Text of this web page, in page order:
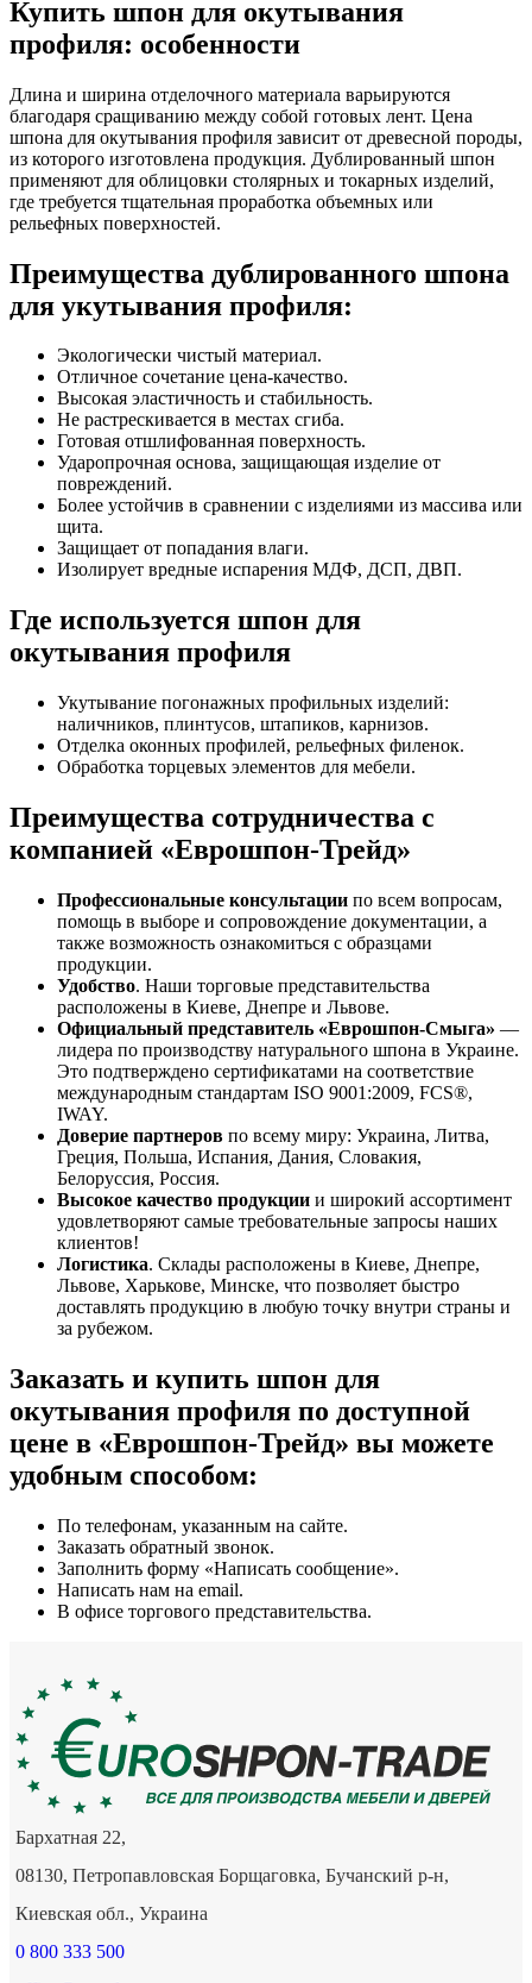
Купить шпон для окутывания
профиля: особенности
Длина и ширина отделочного материала варьируются
благодаря сращиванию между собой готовых лент. Цена
шпона для окутывания профиля зависит от древесной породы,
из которого изготовлена продукция. Дублированный шпон
применяют для облицовки столярных и токарных изделий,
где требуется тщательная проработка объемных или
рельефных поверхностей.
Преимущества дублированного шпона
для укутывания профиля:
Экологически чистый материал.
Отличное сочетание цена-качество.
Высокая эластичность и стабильность.
Не растрескивается в местах сгиба.
Готовая отшлифованная поверхность.
Ударопрочная основа, защищающая изделие от
повреждений.
Более устойчив в сравнении с изделиями из массива или
щита.
Защищает от попадания влаги.
Изолирует вредные испарения МДФ, ДСП, ДВП.
Где используется шпон для
окутывания профиля
Укутывание погонажных профильных изделий:
наличников, плинтусов, штапиков, карнизов.
Отделка оконных профилей, рельефных филенок.
Обработка торцевых элементов для мебели.
Преимущества сотрудничества с
компанией «Еврошпон-Трейд»
Профессиональные консультации по всем вопросам,
помощь в выборе и сопровождение документации, а
также возможность ознакомиться с образцами
продукции.
Удобство. Наши торговые представительства
расположены в Киеве, Днепре и Львове.
Официальный представитель «Еврошпон-Смыга» —
лидера по производству натурального шпона в Украине.
Это подтверждено сертификатами на соответствие
международным стандартам ISO 9001:2009, FCS®,
IWAY.
Доверие партнеров по всему миру: Украина, Литва,
Греция, Польша, Испания, Дания, Словакия,
Белоруссия, Россия.
Высокое качество продукции и широкий ассортимент
удовлетворяют самые требовательные запросы наших
клиентов!
Логистика. Склады расположены в Киеве, Днепре,
Львове, Харькове, Минске, что позволяет быстро
доставлять продукцию в любую точку внутри страны и
за рубежом.
Заказать и купить шпон для
окутывания профиля по доступной
цене в «Еврошпон-Трейд» вы можете
удобным способом:
По телефонам, указанным на сайте.
Заказать обратный звонок.
Заполнить форму «Написать сообщение».
Написать нам на email.
В офисе торгового представительства.
Бархатная 22,
08130, Петропавловская Борщаговка, Бучанский р-н,
Киевская обл., Украина
0 800 333 500